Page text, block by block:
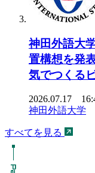
神田外語大
置構想を発
気でつくる
2026.07.17
神田外語大学
すべてを見る